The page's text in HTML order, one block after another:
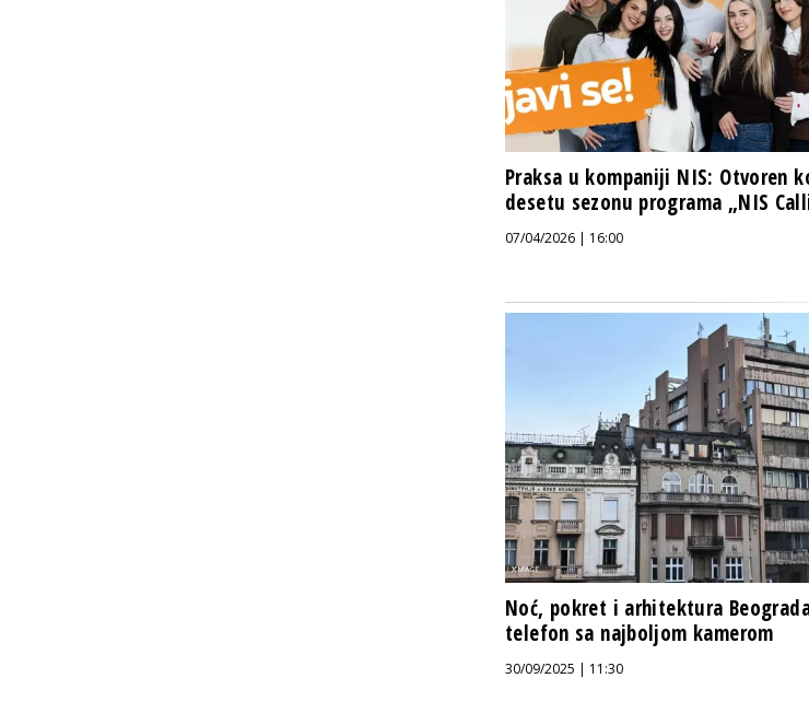
Praksa u kompaniji NIS: Otvoren
desetu sezonu programa „NIS
07/04/2026 | 16:00
Noć, pokret i arhitektura
telefon sa najboljom kamerom
30/09/2025 | 11:30